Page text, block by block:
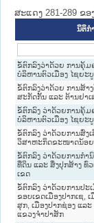
ສະແດງ 281-289 ຂ
ນິຕິກໍ
ຂໍ້ຕົກລົງວ່າດ້ວຍ ການຄຸ້ມ
ບໍລິຫານຕົວເມືອງ ໄຊຍະ
ຂໍ້ຕົກລົງວ່າດ້ວຍ ການສ້າ
ສະກັດກັ້ນ ແລະ ຕ້ານຢາເ
ຂໍ້ຕົກລົງ ວ່າດ້ວຍການຄຸ້ມ
ບໍລິຫານຕົວເມືອງ ໄຊຍະ
ຂໍ້ຕົກລົງ ວ່າດ້ວຍການສົ່ງ
ວິສາຫະກິດຂະໜາດນ້ອຍ
ຂໍ້ຕົກລົງ ວ່າດ້ວຍການກໍາ
ທີ່ດິນ ແລະ ສິ່ງປຸກສ້າງ ທົ່
ເຂດ
ຂໍ້ຕົກລົງ ວ່າດ້ວຍການປະ
ຂອບເຂດເມືອງປາກເຊ,
ສຸກ, ເມືອງປາກຊ່ອງ ແລະ
ແຂວງຈຳປາສັກ